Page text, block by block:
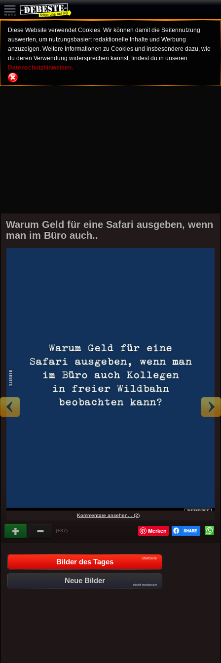
Diese Website verwendet Cookies. Wir können damit die Seitennutzung
auswerten, um nutzungsbasiert redaktionelle Inhalte und Werbung
anzuzeigen. Weitere Informationen zu Cookies und insbesondere dazu, wie
du deren Verwendung widersprechen kannst, findest du in unseren
Datenschutzhinweisen.
Warum Geld für eine Safari ausgeben, wenn
man im Büro auch..
Kommentare ansehen... (2)
(+37) Merken
Bilder des Tages Startseite
Neue Bilder
nicht moderiert